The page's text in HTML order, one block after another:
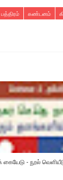
கண்டனம்
கையேடு - நூல்